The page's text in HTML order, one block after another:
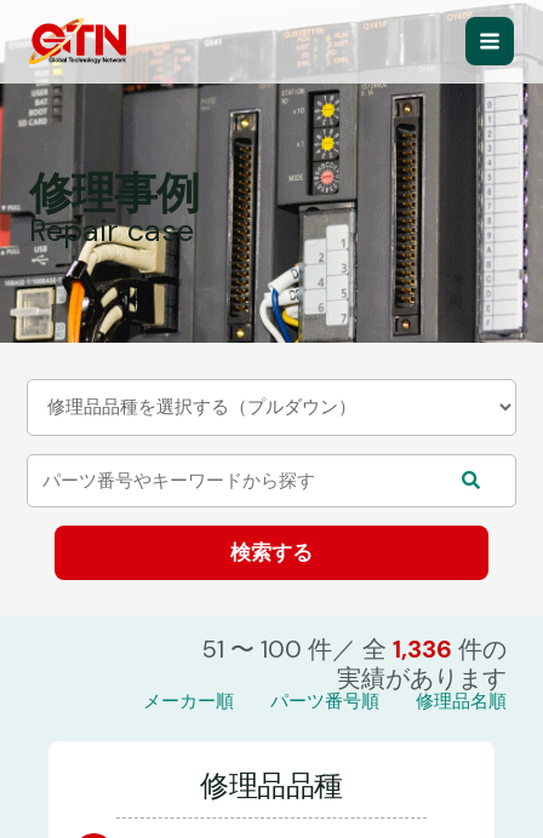
容
ス
キ
ッ
プ
Main
修理事例
Repair case
51 〜 100 件／ 全 1,336 件の
実績があります
メーカー順 パーツ番号順 修理品名順
修理品品種